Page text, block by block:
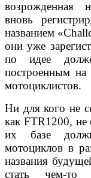
возрожденная
вновь
названием
они уже
по идее
построенным на
мотоциклистов.
Ни для кого не
как FTR1200, не
их базе
мотоциклов в
названия
стать чем-то